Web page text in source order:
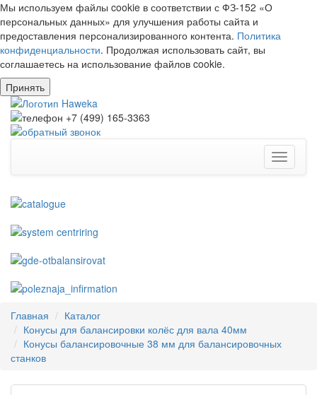
Мы используем файлы cookie в соответствии с ФЗ-152 «О
персональных данных» для улучшения работы сайта и
предоставления персонализированного контента. Политика
конфиденциальности. Продолжая использовать сайт, вы
соглашаетесь на использование файлов cookie.
Принять
Toggle
Главная
Каталог
Конусы для балансировки колёс для вала 40мм
Конусы балансировочные 38 мм для балансировочных
станков